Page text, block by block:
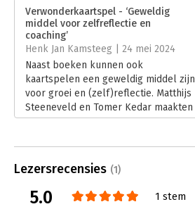
Verschijningsdatum:
29-4-2024
Hoofdrubriek:
Verwonderkaartspel - ‘Geweldig
middel voor zelfreflectie en
coaching’
Henk Jan Kamsteeg | 24 mei 2024
Naast boeken kunnen ook
kaartspelen een geweldig middel zijn
voor groei en (zelf)reflectie. Matthijs
Steeneveld en Tomer Kedar maakten
het ‘Verwonderkaartspel’. Voor wie
Lees verder
Lezersrecensies (1)
5.0 1 stem